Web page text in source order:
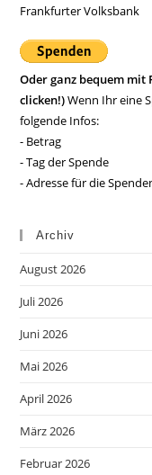
Frankfurter Volksbank
Oder ganz bequem mit
clicken!)Wenn Ihr eine
folgende Infos:
- Betrag
- Tag der Spende
- Adresse für die
Archiv
August 2026
Juli 2026
Juni 2026
Mai 2026
April 2026
März 2026
Februar 2026